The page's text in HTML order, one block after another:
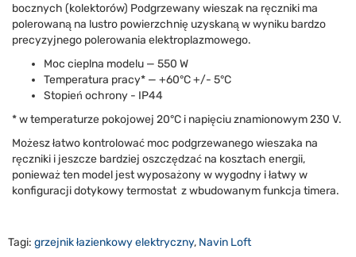
bocznych (kolektorów) Podgrzewany wieszak na ręczniki ma
polerowaną na lustro powierzchnię uzyskaną w wyniku bardzo
precyzyjnego polerowania elektroplazmowego.
Moc cieplna modelu — 550 W
Temperatura pracy* — +60°C +/- 5°C
Stopień ochrony - IP44
* w temperaturze pokojowej 20°C i napięciu znamionowym 230 V.
Możesz łatwo kontrolować moc podgrzewanego wieszaka na
ręczniki i jeszcze bardziej oszczędzać na kosztach energii,
ponieważ ten model jest wyposażony w wygodny i łatwy w
konfiguracji dotykowy termostat z wbudowanym funkcja timera.
Tagi: grzejnik łazienkowy elektryczny, Navin Loft